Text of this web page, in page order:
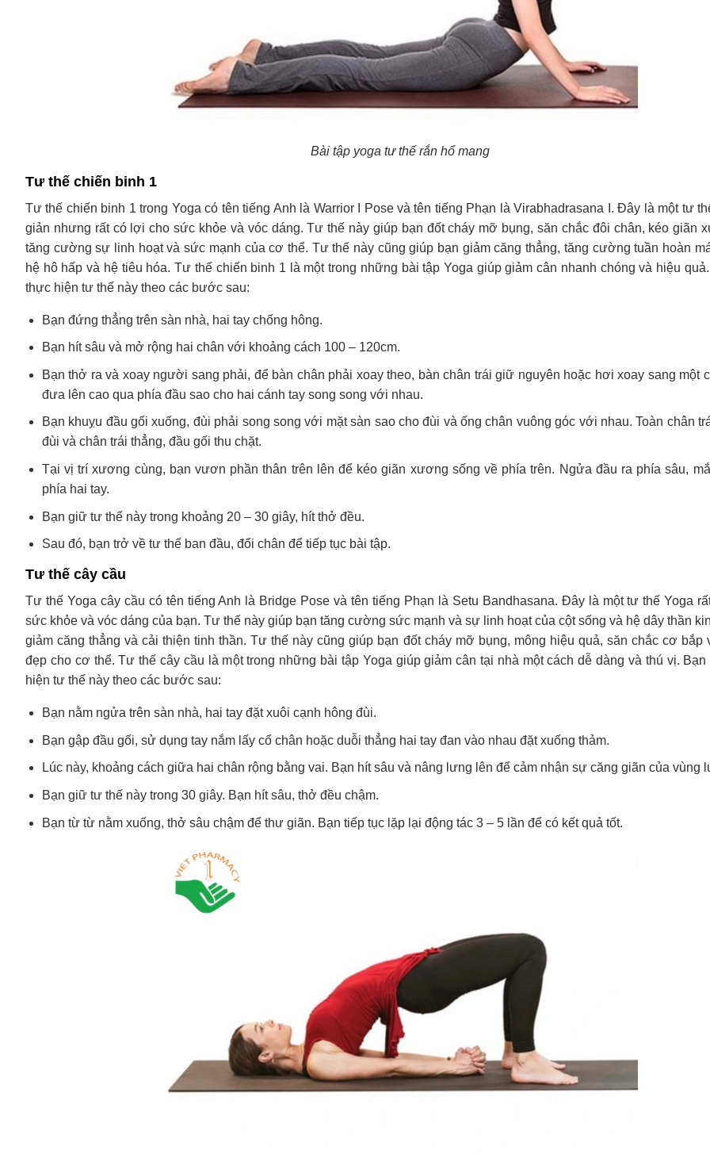
Bài tập yoga tư thế rắn hổ mang
Tư thế chiến binh 1
Tư thế chiến binh 1 trong Yoga có tên tiếng Anh là Warrior I Pose và tên tiếng Phạn là Virabhadrasana I. Đây là một tư
giản nhưng rất có lợi cho sức khỏe và vóc dáng. Tư thế này giúp bạn đốt cháy mỡ bụng, săn chắc đôi chân, kéo giãn
tăng cường sự linh hoạt và sức mạnh của cơ thể. Tư thế này cũng giúp bạn giảm căng thẳng, tăng cường tuần hoàn
hệ hô hấp và hệ tiêu hóa. Tư thế chiến binh 1 là một trong những bài tập Yoga giúp giảm cân nhanh chóng và hiệu
thực hiện tư thế này theo các bước sau:
Bạn đứng thẳng trên sàn nhà, hai tay chống hông.
Bạn hít sâu và mở rộng hai chân với khoảng cách 100 – 120cm.
Bạn thở ra và xoay người sang phải, để bàn chân phải xoay theo, bàn chân trái giữ nguyên hoặc hơi xoay sang một
đưa lên cao qua phía đầu sao cho hai cánh tay song song với nhau.
Bạn khuỵu đầu gối xuống, đùi phải song song với mặt sàn sao cho đùi và ống chân vuông góc với nhau. Toàn chân
đùi và chân trái thẳng, đầu gối thu chặt.
Tại vị trí xương cùng, bạn vươn phần thân trên lên để kéo giãn xương sống về phía trên. Ngửa đầu ra phía sâu,
phía hai tay.
Bạn giữ tư thế này trong khoảng 20 – 30 giây, hít thở đều.
Sau đó, bạn trở về tư thế ban đầu, đổi chân để tiếp tục bài tập.
Tư thế cây cầu
Tư thế Yoga cây cầu có tên tiếng Anh là Bridge Pose và tên tiếng Phạn là Setu Bandhasana. Đây là một tư thế Yoga
sức khỏe và vóc dáng của bạn. Tư thế này giúp bạn tăng cường sức mạnh và sự linh hoạt của cột sống và hệ dây thần
giảm căng thẳng và cải thiện tinh thần. Tư thế này cũng giúp bạn đốt cháy mỡ bụng, mông hiệu quả, săn chắc cơ bắp
đẹp cho cơ thể. Tư thế cây cầu là một trong những bài tập Yoga giúp giảm cân tại nhà một cách dễ dàng và thú vị.
hiện tư thế này theo các bước sau:
Bạn nằm ngửa trên sàn nhà, hai tay đặt xuôi cạnh hông đùi.
Bạn gập đầu gối, sử dụng tay nắm lấy cổ chân hoặc duỗi thẳng hai tay đan vào nhau đặt xuống thảm.
Lúc này, khoảng cách giữa hai chân rộng bằng vai. Bạn hít sâu và nâng lưng lên để cảm nhận sự căng giãn của vùng
Bạn giữ tư thế này trong 30 giây. Bạn hít sâu, thở đều chậm.
Bạn từ từ nằm xuống, thở sâu chậm để thư giãn. Bạn tiếp tục lặp lại động tác 3 – 5 lần để có kết quả tốt.